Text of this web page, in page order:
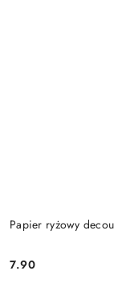
Papier ryżowy
Cena:
7.90